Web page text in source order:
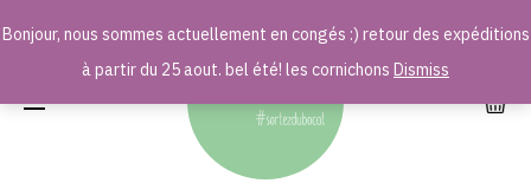
Bonjour, nous sommes actuellement en congés :) retour des expéditions
à partir du 25 aout. bel été! les cornichons Dismiss